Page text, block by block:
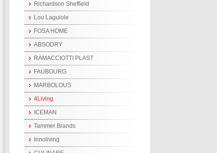
Richardson Sheffield
Lou Laguiole
FOSA HOME
ABSODRY
RAMACCIOTTI PLAST
FAUBOURG
MARBOLOUS
4Living
ICEMAN
Tammer Brands
Innoliving